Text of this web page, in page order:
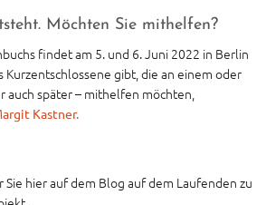
Möchten Sie mithelfen?
findet am 5. und 6. Juni 2022 in Berlin
Kurzentschlossene gibt, die an einem oder
auch später – mithelfen möchten,
Kastner.
hier auf dem Blog auf dem Laufenden zu